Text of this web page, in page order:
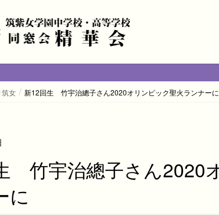
筑女 新12回生 竹宇治總子さん2020オリンピック聖火ランナーに
に